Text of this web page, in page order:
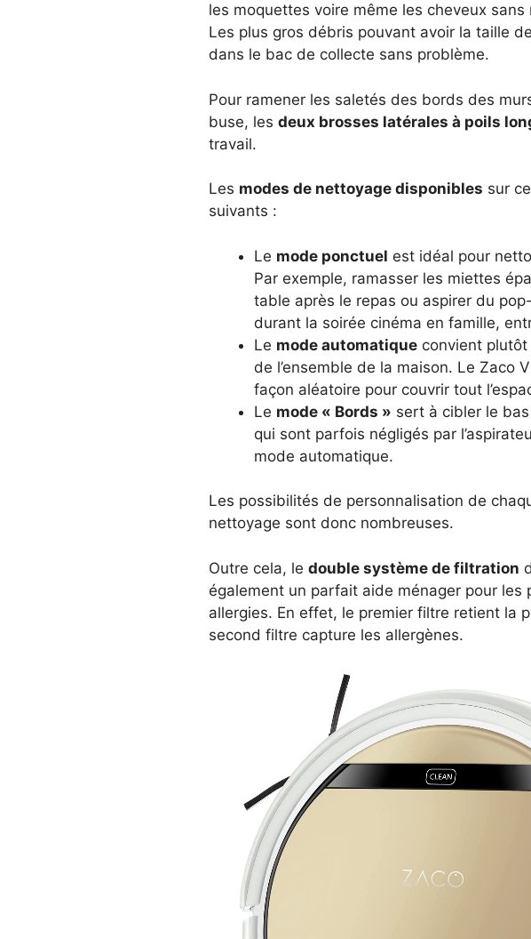
les moquettes voire même les cheveux sans
Les plus gros débris pouvant avoir la taille
dans le bac de collecte sans problème.
Pour ramener les saletés des bords des
buse, les deux brosses latérales à poils
travail.
Les modes de nettoyage disponibles sur
suivants :
Le mode ponctuel est idéal pour
Par exemple, ramasser les miettes
table après le repas ou aspirer du
durant la soirée cinéma en famille,
Le mode automatiqueconvient plutôt
de l’ensemble de la maison. Le Zaco
façon aléatoire pour couvrir tout
Le mode « Bords » sert à cibler le
qui sont parfois négligés par
mode automatique.
Les possibilités de personnalisation de
nettoyage sont donc nombreuses.
Outre cela, le double système de filtration
également un parfait aide ménager pour les
allergies. En effet, le premier filtre retient la
second filtre capture les allergènes.